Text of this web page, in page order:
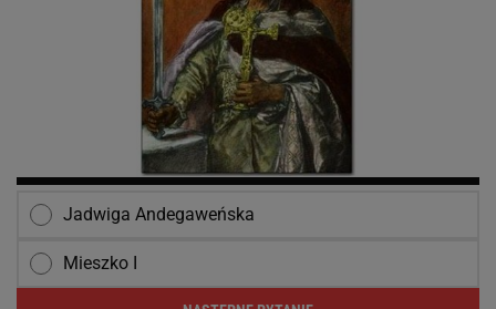
Jadwiga Andegaweńska
Mieszko I